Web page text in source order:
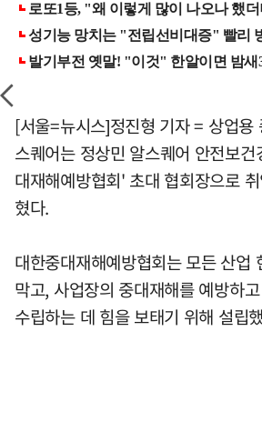
[서울=뉴시스]정진형 기자 = 상업용
스퀘어는 정상민 알스퀘어 안전보
대재해예방협회' 초대 협회장으로
혔다.
대한중대재해예방협회는 모든 산업
막고, 사업장의 중대재해를 예방하
수립하는 데 힘을 보태기 위해 설립